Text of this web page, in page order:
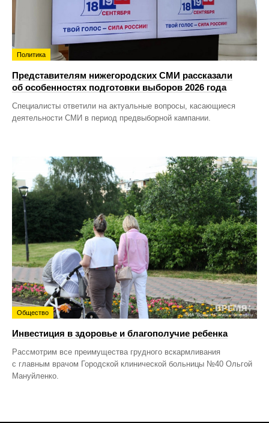
Политика
Представителям нижегородских СМИ рассказали
об особенностях подготовки выборов 2026 года
Специалисты ответили на актуальные вопросы, касающиеся
деятельности СМИ в период предвыборной кампании.
Общество
Инвестиция в здоровье и благополучие ребенка
Рассмотрим все преимущества грудного вскармливания
с главным врачом Городской клинической больницы №40 Ольгой
Мануйленко.